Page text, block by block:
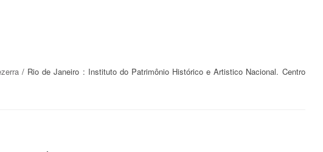
/ Rio de Janeiro : Instituto do Patrimônio Histórico e Artistico Nacional. Centro